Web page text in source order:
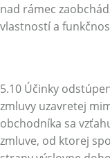
nad rámec
vlastností a
5.10 Účinky
zmluvy uzavretej
obchodníka sa
zmluve, od ktorej